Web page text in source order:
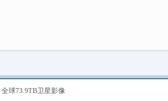
全球73.9TB卫星影像